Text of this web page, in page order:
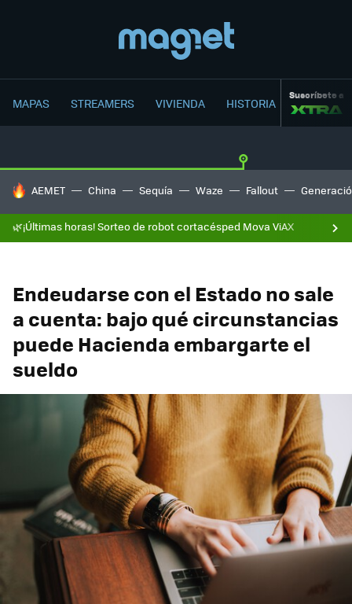
MAPAS STREAMERS VIVIENDA HISTORIA Suscríbete a
HOY SE HABLA DE
AEMET China Sequía Waze Fallout
🌿¡Últimas horas! Sorteo de robot cortacésped Mova ViAX
Endeudarse con el Estado no sale
a cuenta: bajo qué circunstancias
puede Hacienda embargarte el
sueldo